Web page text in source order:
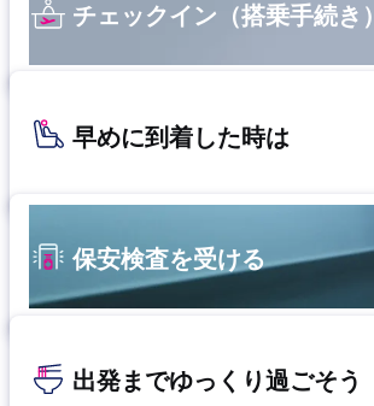
チェックイン（搭乗手続き）
早めに到着した時は
保安検査を受ける
出発までゆっくり過ごそう